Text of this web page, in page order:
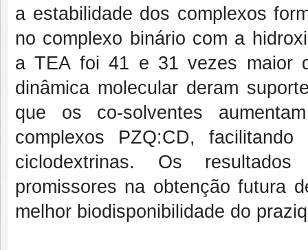
a estabilidade dos complexos
no complexo binário com a
a TEA foi 41 e 31 vezes maior
dinâmica molecular deram
que os co-solventes
complexos PZQ:CD,
ciclodextrinas. Os
promissores na obtenção futura
melhor biodisponibilidade do